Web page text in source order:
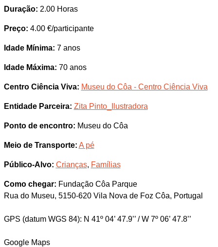
Duração: 2.00 Horas
Preço: 4.00 €/participante
Idade Mínima: 7 anos
Idade Máxima: 70 anos
Centro Ciência Viva: Museu do Côa - Centro Ciência Viva
Entidade Parceira: Zita Pinto_Ilustradora
Ponto de encontro: Museu do Côa
Meio de Transporte: A pé
Público-Alvo: Crianças, Famílias
Como chegar: Fundação Côa Parque
Rua do Museu, 5150-620 Vila Nova de Foz Côa, Portugal
GPS (datum WGS 84): N 41º 04’ 47.9’’ / W 7º 06’ 47.8’’
Google Maps